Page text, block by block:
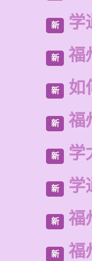
新 学
新 福
新 如
新 福
新 学
新 学
新 福
新 福